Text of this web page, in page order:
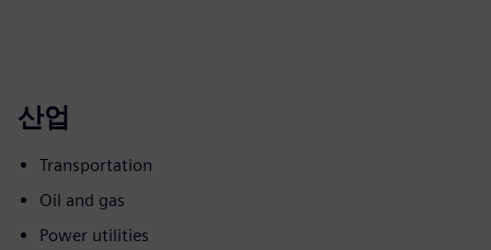
산업
Transportation
Oil and gas
Power utilities